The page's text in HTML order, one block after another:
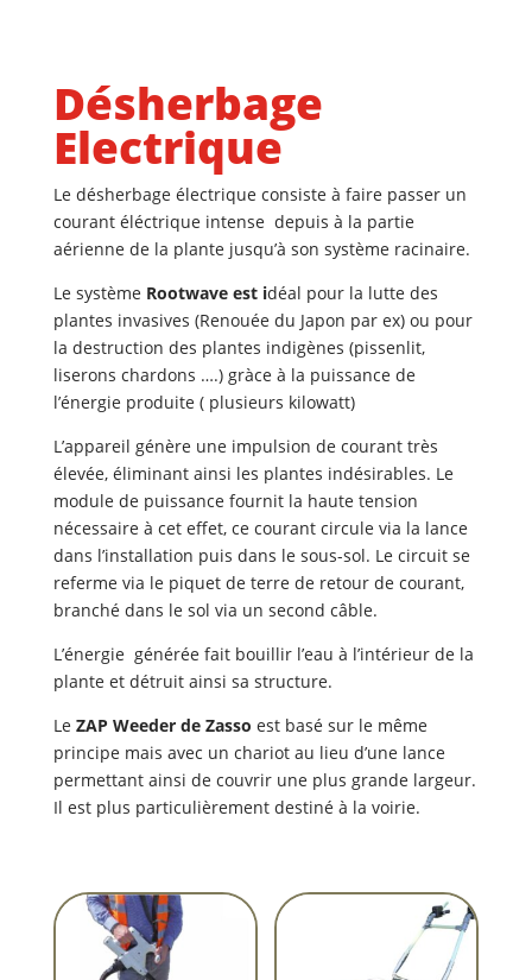
Désherbage
Electrique
Le désherbage électrique consiste à faire passer un
courant éléctrique intense depuis à la partie
aérienne de la plante jusqu’à son système racinaire.
Le système Rootwave est idéal pour la lutte des
plantes invasives (Renouée du Japon par ex) ou pour
la destruction des plantes indigènes (pissenlit,
liserons chardons ….) gràce à la puissance de
l’énergie produite ( plusieurs kilowatt)
L’appareil génère une impulsion de courant très
élevée, éliminant ainsi les plantes indésirables. Le
module de puissance fournit la haute tension
nécessaire à cet effet, ce courant circule via la lance
dans l’installation puis dans le sous-sol. Le circuit se
referme via le piquet de terre de retour de courant,
branché dans le sol via un second câble.
L’énergie générée fait bouillir l’eau à l’intérieur de la
plante et détruit ainsi sa structure.
Le ZAP Weeder de Zasso est basé sur le même
principe mais avec un chariot au lieu d’une lance
permettant ainsi de couvrir une plus grande largeur.
Il est plus particulièrement destiné à la voirie.